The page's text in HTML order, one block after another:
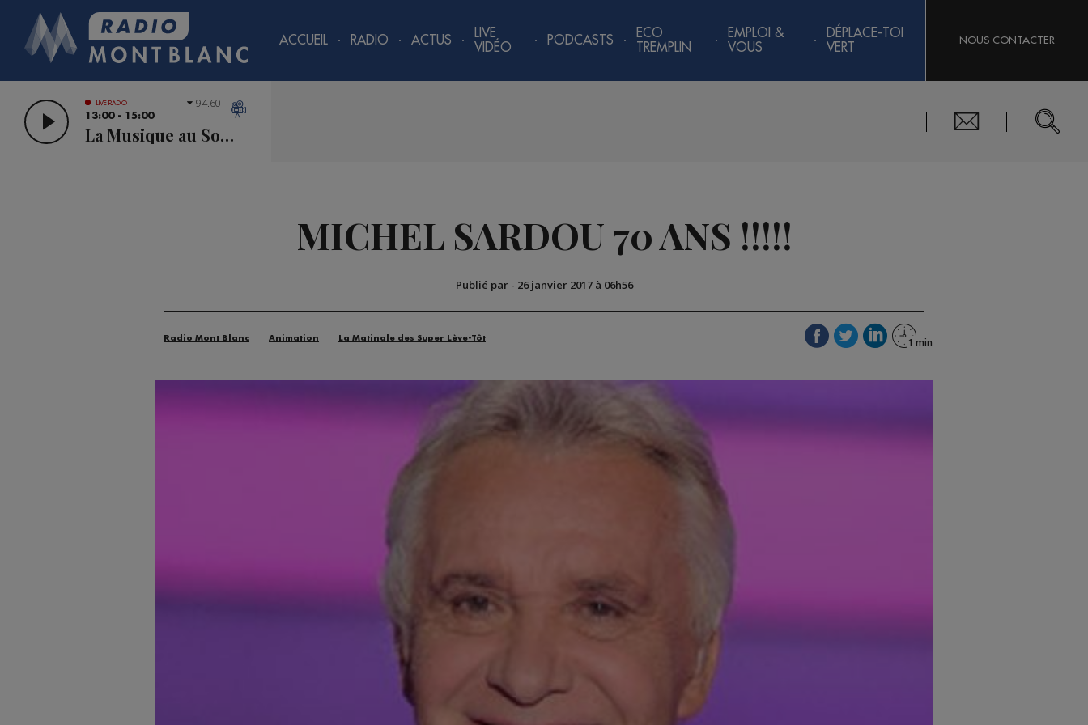
ACCUEIL RADIO ACTUS
LIVE
VIDÉO
PODCASTS
ECO
TREMPLIN
EMPLOI &
VOUS
DÉPLACE-TOI
VERT
NOUS CONTACTER
LIVE RADIO
13:00 - 15:00
La Musique au Sommet
94.60
MICHEL SARDOU 70 ANS !!!!!
Publié par - 26 janvier 2017 à 06h56
Radio Mont Blanc Animation La Matinale des Super Lève-Tôt